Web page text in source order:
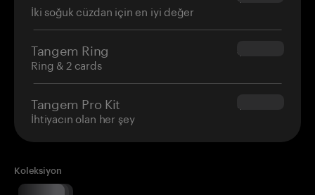
İki soğuk cüzdan için en iyi değer
Tangem Ring
Ring & 2 cards
$160.00
Tangem Pro Kit
İhtiyacın olan her şey
$180.00
Koleksiyon